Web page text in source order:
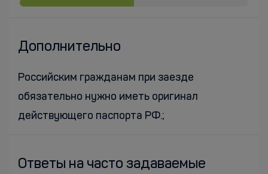
Дополнительно
Российским гражданам при заезде
обязательно нужно иметь оригинал
действующего паспорта РФ.;
Ответы на часто задаваемые